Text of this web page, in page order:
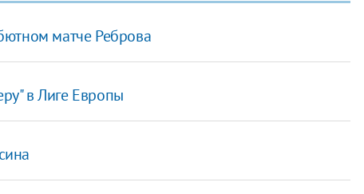
матче Реброва
в Лиге Европы